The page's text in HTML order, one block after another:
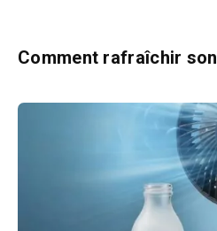
Comment rafraîchir